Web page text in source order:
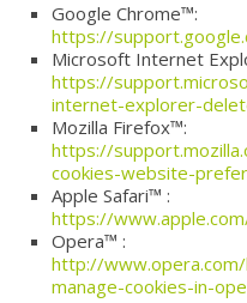
Google Chrome™:
https://
Microsoft Internet
https://
internet-explorer-
Mozilla Firefox™:
https://
cookies-website-
Apple Safari™ :
https://
Opera™ :
http://
manage-cookies-in-